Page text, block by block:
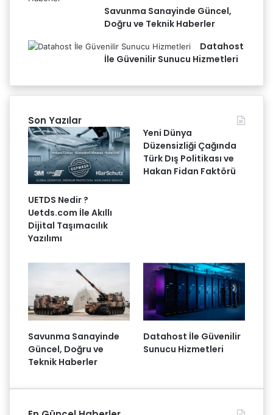
Savunma Sanayinde Güncel,
Doğru ve Teknik Haberler
Datahost
İle Güvenilir Sunucu Hizmetleri
Son Yazılar
UETDS Nedir ?
Uetds.com İle Akıllı
Dijital Taşımacılık
Yazılımı
Yeni Dünya
Düzensizliği Çağında
Türk Dış Politikası ve
Hakan Fidan Faktörü
Savunma Sanayinde
Güncel, Doğru ve
Teknik Haberler
Datahost İle Güvenilir
Sunucu Hizmetleri